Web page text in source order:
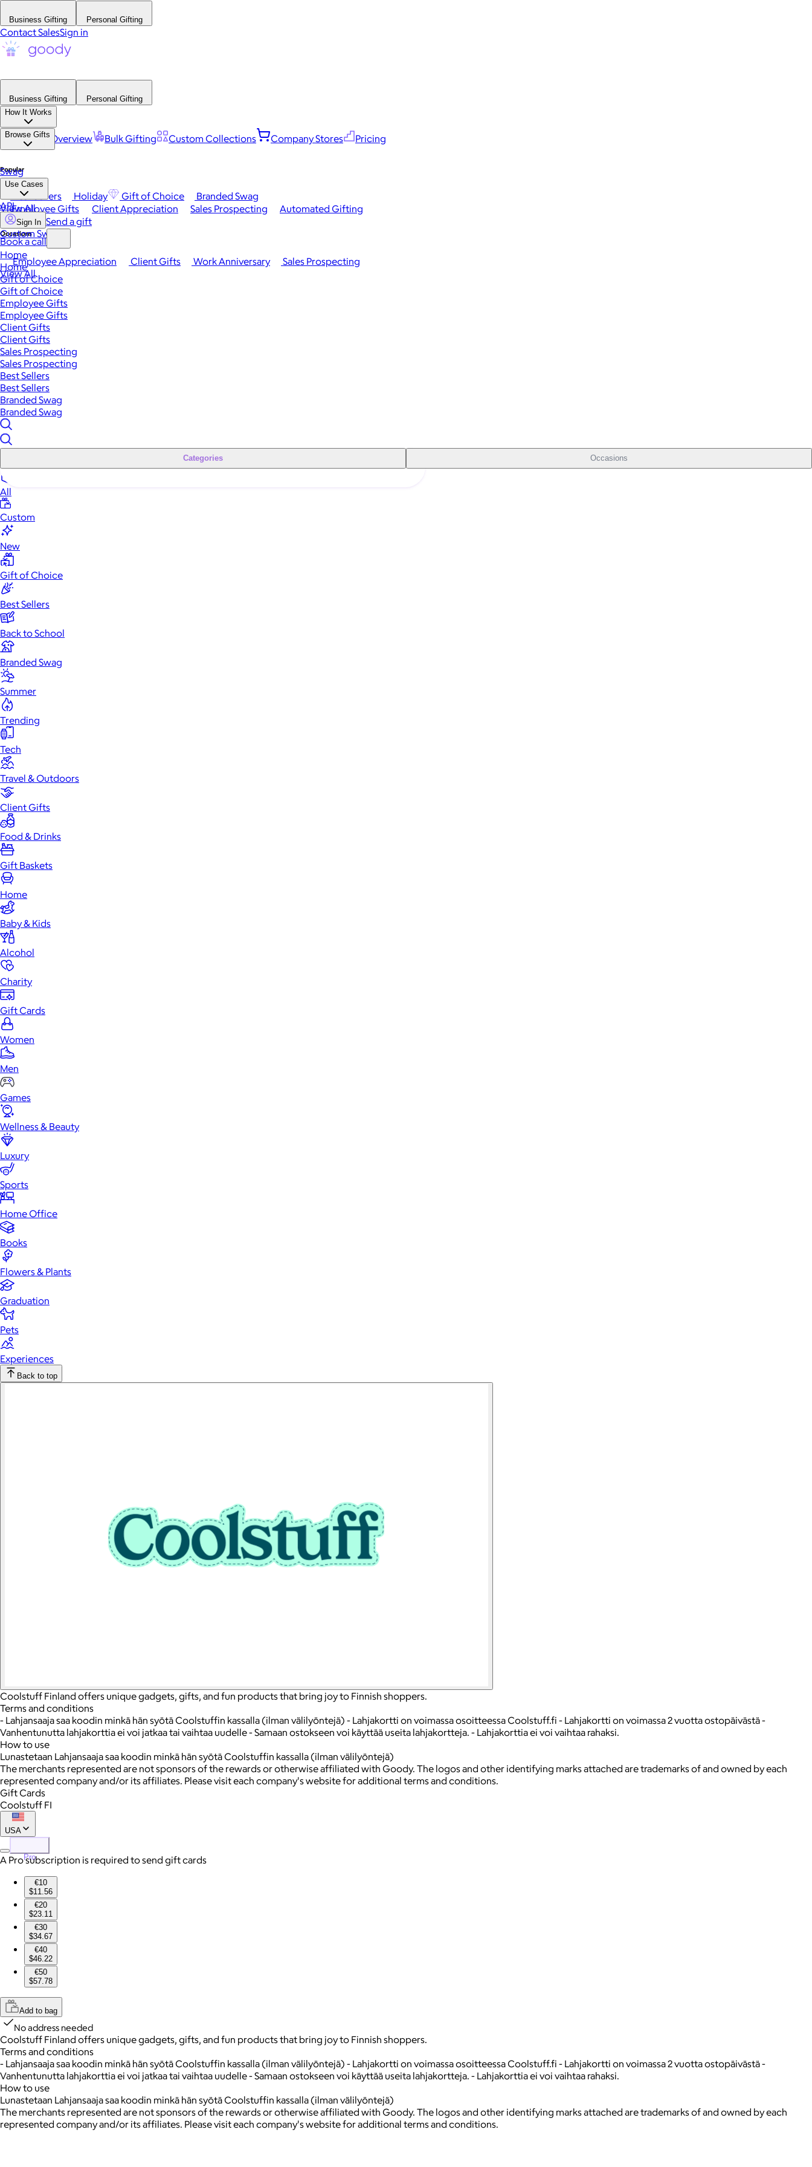
Business Gifting Personal Gifting
Contact SalesSign in
Business Gifting
Personal Gifting
How It Works
Platform Overview Bulk Gifting Custom Collections Company Stores Pricing
Browse Gifts
Popular
Best Sellers Holiday Gift of Choice
Branded Swag
View All
Occasions
Employee Appreciation Client Gifts Work Anniversary
Sales Prospecting
View All
Swag
Use Cases
Employee Gifts Client Appreciation Sales Prospecting Automated Gifting
Custom Swag
API
Sign In Send a gift
Book a call
Home
Home
Gift of Choice
Gift of Choice
Employee Gifts
Employee Gifts
Client Gifts
Client Gifts
Sales Prospecting
Sales Prospecting
Best Sellers
Best Sellers
Branded Swag
Branded Swag
Categories Occasions
All
Custom
New
Gift of Choice
Best Sellers
Back to School
Branded Swag
Summer
Trending
Tech
Travel & Outdoors
Client Gifts
Food & Drinks
Gift Baskets
Home
Baby & Kids
Alcohol
Charity
Gift Cards
Women
Men
Games
Wellness & Beauty
Luxury
Sports
Home Office
Books
Flowers & Plants
Graduation
Pets
Experiences
Back to top
Coolstuff Finland offers unique gadgets, gifts, and fun products that bring joy to Finnish shoppers.
Terms and conditions
- Lahjansaaja saa koodin minkä hän syötä Coolstuffin kassalla (ilman välilyöntejä) - Lahjakortti on voimassa osoitteessa Coolstuff.fi - Lahjakortti on voimassa 2 vuotta ostopäivästä -
Vanhentunutta lahjakorttia ei voi jatkaa tai vaihtaa uudelle - Samaan ostokseen voi käyttää useita lahjakortteja. - Lahjakorttia ei voi vaihtaa rahaksi.
How to use
Lunastetaan Lahjansaaja saa koodin minkä hän syötä Coolstuffin kassalla (ilman välilyöntejä)
The merchants represented are not sponsors of the rewards or otherwise affiliated with Goody. The logos and other identifying marks attached are trademarks of and owned by each
represented company and/or its affiliates. Please visit each company's website for additional terms and conditions.
Gift Cards
Coolstuff FI
USA
Pro
A Pro subscription is required to send gift cards
€10
$11.56
€20
$23.11
€30
$34.67
€40
$46.22
€50
$57.78
Add to bag
No address needed
Coolstuff Finland offers unique gadgets, gifts, and fun products that bring joy to Finnish shoppers.
Terms and conditions
- Lahjansaaja saa koodin minkä hän syötä Coolstuffin kassalla (ilman välilyöntejä) - Lahjakortti on voimassa osoitteessa Coolstuff.fi - Lahjakortti on voimassa 2 vuotta ostopäivästä -
Vanhentunutta lahjakorttia ei voi jatkaa tai vaihtaa uudelle - Samaan ostokseen voi käyttää useita lahjakortteja. - Lahjakorttia ei voi vaihtaa rahaksi.
How to use
Lunastetaan Lahjansaaja saa koodin minkä hän syötä Coolstuffin kassalla (ilman välilyöntejä)
The merchants represented are not sponsors of the rewards or otherwise affiliated with Goody. The logos and other identifying marks attached are trademarks of and owned by each
represented company and/or its affiliates. Please visit each company's website for additional terms and conditions.